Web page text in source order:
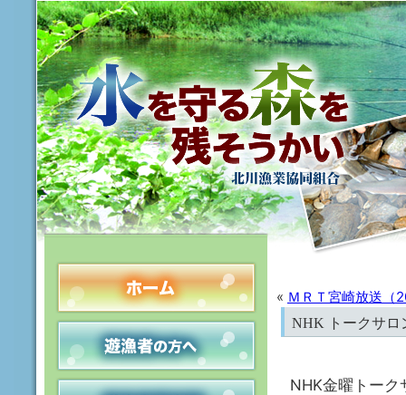
« ＭＲＴ宮崎放送（
NHK トークサ
NHK金曜トー